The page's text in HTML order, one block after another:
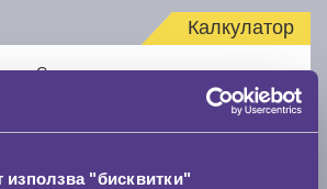
използва "бисквитки"
Калкулатор
Стар размер